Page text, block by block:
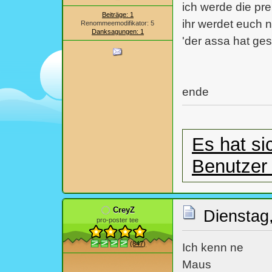
Beiträge: 1
Renommeemodifikator: 5
Danksagungen: 1
ich werde die
ihr werdet euch
'der assa hat
ende
Es hat
CreyZ
pro-poster tee
(847)
Ich kenn ne
Maus